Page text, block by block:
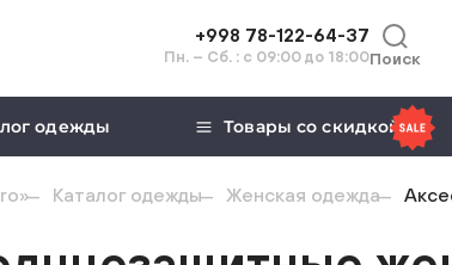
+998 78-122-64-37
Пн. – Сб. : с 09:00 до 18:00Поиск
одежды Товары со скидкой
Каталог одежды Женская одежда